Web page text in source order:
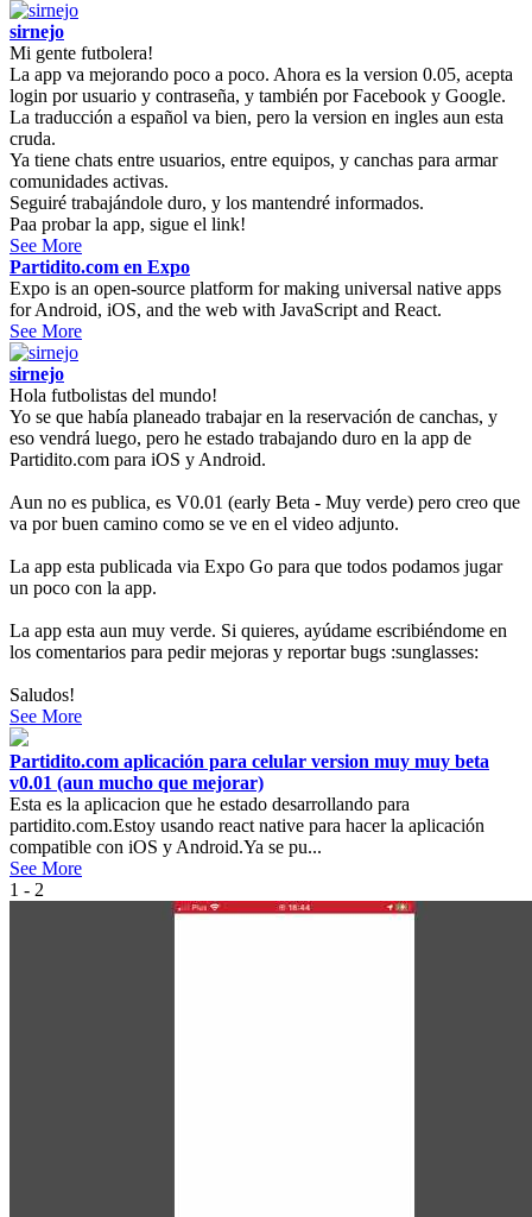
sirnejo
Mi gente futbolera!
La app va mejorando poco a poco. Ahora es la version 0.05, acepta
login por usuario y contraseña, y también por Facebook y Google.
La traducción a español va bien, pero la version en ingles aun esta
cruda.
Ya tiene chats entre usuarios, entre equipos, y canchas para armar
comunidades activas.
Seguiré trabajándole duro, y los mantendré informados.
Paa probar la app, sigue el link!
See More
Partidito.com en Expo
Expo is an open-source platform for making universal native apps
for Android, iOS, and the web with JavaScript and React.
See More
sirnejo
Hola futbolistas del mundo!
Yo se que había planeado trabajar en la reservación de canchas, y
eso vendrá luego, pero he estado trabajando duro en la app de
Partidito.com para iOS y Android.
Aun no es publica, es V0.01 (early Beta - Muy verde) pero creo que
va por buen camino como se ve en el video adjunto.
La app esta publicada via Expo Go para que todos podamos jugar
un poco con la app.
La app esta aun muy verde. Si quieres, ayúdame escribiéndome en
los comentarios para pedir mejoras y reportar bugs :sunglasses:
Saludos!
See More
Partidito.com aplicación para celular version muy muy beta
v0.01 (aun mucho que mejorar)
Esta es la aplicacion que he estado desarrollando para
partidito.com.Estoy usando react native para hacer la aplicación
compatible con iOS y Android.Ya se pu...
See More
1 - 2